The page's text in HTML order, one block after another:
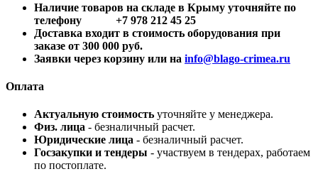
Наличие товаров на складе в Крыму уточняйте по
телефону +7 978 212 45 25
Доставка входит в стоимость оборудования при
заказе от 300 000 руб.
Заявки через корзину или на info@blago-crimea.ru
Оплата
Актуальную стоимость уточняйте у менеджера.
Физ. лица - безналичный расчет.
Юридические лица - безналичный расчет.
Госзакупки и тендеры - участвуем в тендерах, работаем
по постоплате.